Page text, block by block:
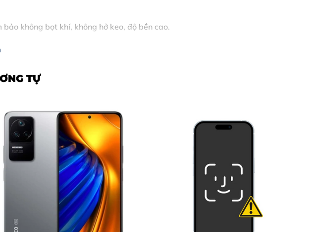
bảo không bọt khí, không hở keo, độ bền cao.
TỰ